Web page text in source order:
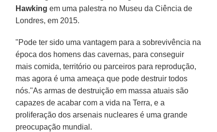
Hawking em uma palestra no Museu da Ciência de
Londres, em 2015.
"Pode ter sido uma vantagem para a sobrevivência na
época dos homens das cavernas, para conseguir
mais comida, território ou parceiros para reprodução,
mas agora é uma ameaça que pode destruir todos
nós."As armas de destruição em massa atuais são
capazes de acabar com a vida na Terra, e a
proliferação dos arsenais nucleares é uma grande
preocupação mundial.